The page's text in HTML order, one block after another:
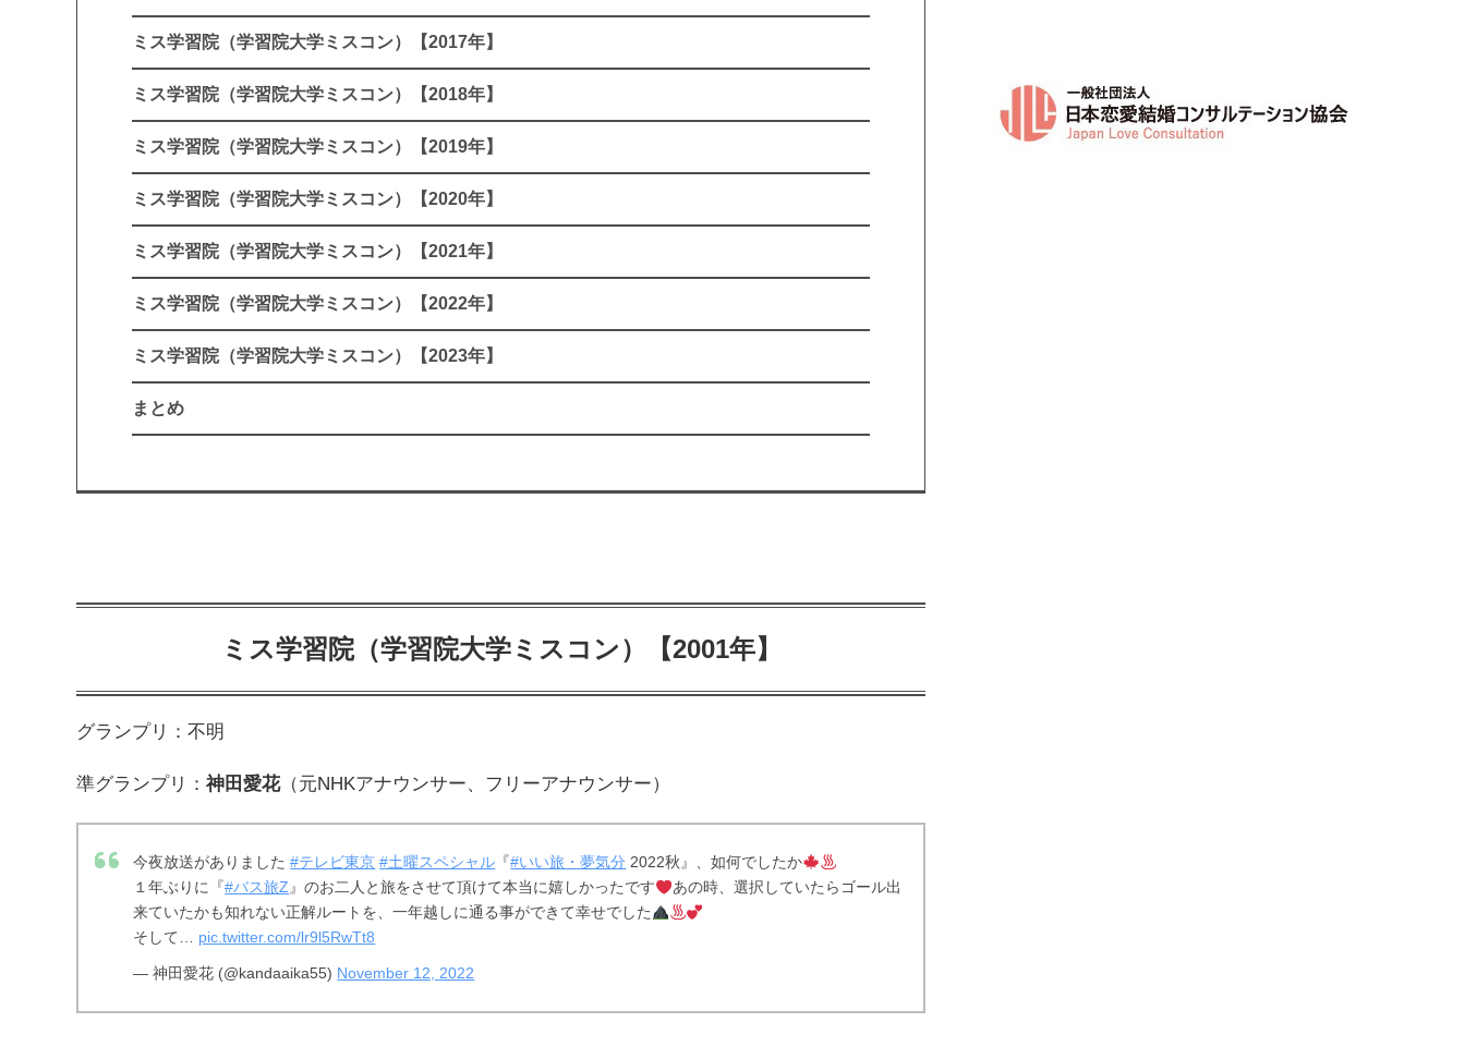
ミス学習院（学習院大学ミスコン）【2017年】
ミス学習院（学習院大学ミスコン）【2018年】
ミス学習院（学習院大学ミスコン）【2019年】
ミス学習院（学習院大学ミスコン）【2020年】
ミス学習院（学習院大学ミスコン）【2021年】
ミス学習院（学習院大学ミスコン）【2022年】
ミス学習院（学習院大学ミスコン）【2023年】
まとめ
ミス学習院（学習院大学ミスコン）【2001年】
グランプリ：不明
準グランプリ：神田愛花（元NHKアナウンサー、フリーアナウンサー）
今夜放送がありました#テレビ東京 #土曜スペシャル 『#いい旅・夢気分 2022秋』、如何でしたか
１年ぶりに『#バス旅Z 』のお二人と旅をさせて頂けて本当に嬉しかったです
あの時、選択していたらゴール出
来ていたかも知れない正解ルートを、一年越しに通る事ができて幸せでした
そして… pic.twitter.com/lr9l5RwTt8
— 神田愛花 (@kandaaika55) November 12, 2022